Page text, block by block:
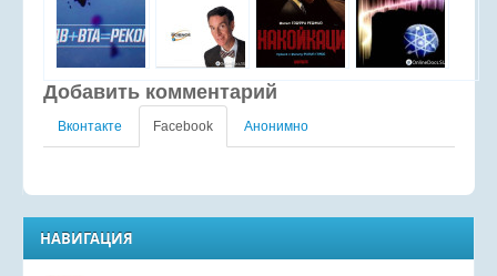
Добавить комментарий
Вконтакте Facebook Анонимно
НАВИГАЦИЯ